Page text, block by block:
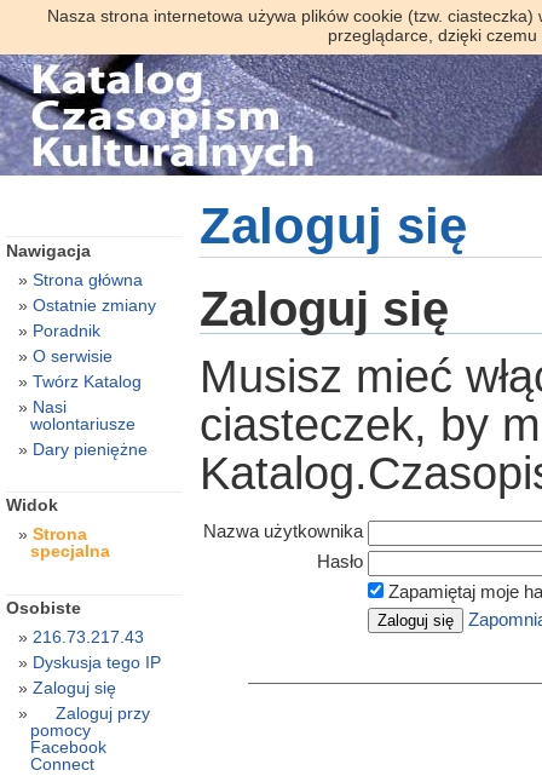
Nasza strona internetowa używa plików cookie (tzw.
przeglądarce, dzięki
Zaloguj się
Zaloguj się
Musisz mieć
ciasteczek, by
Nazwa użytkownika
Hasło
Zapamiętaj moje
Nawigacja
Strona główna
Ostatnie zmiany
Poradnik
O serwisie
Twórz Katalog
Nasi
wolontariusze
Dary pieniężne
Widok
Strona
specjalna
Osobiste
216.73.217.43
Dyskusja tego IP
Zaloguj się
Zaloguj przy
pomocy
Facebook
Connect